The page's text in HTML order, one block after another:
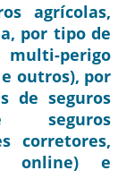
agrícolas,
por tipo de
perigo
outros), por
de seguros
seguros
corretores,
online) e